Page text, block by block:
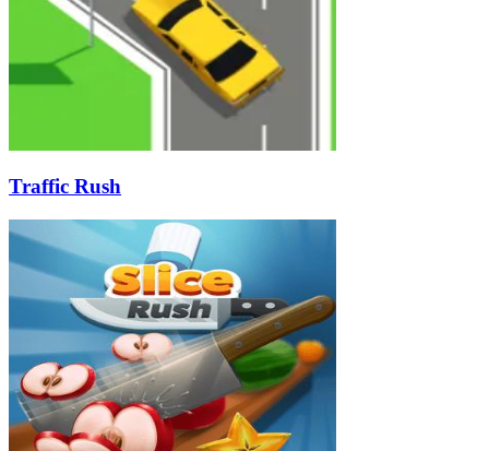
Traffic Rush